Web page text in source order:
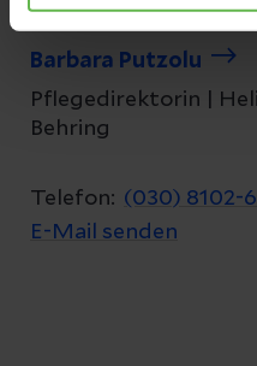
Barbara Putzolu
Pflegedirektorin |
Behring
Telefon: (030) 8102-
E-Mail senden